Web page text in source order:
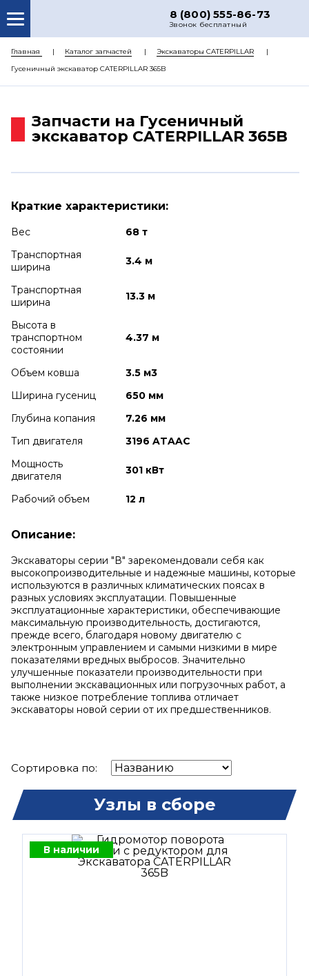
8 (800) 555-86-73
Звонок бесплатный
О НАС
КАТАЛОГ ЗАПЧАСТЕЙ
ДОСТАВКА
Главная Каталог запчастей
Экскаваторы CATERPILLAR
Гусеничный экскаватор CATERPILLAR 365B
Запчасти на Гусеничный
экскаватор CATERPILLAR 365B
Краткие характеристики:
Вес
68 т
Транспортная
ширина
3.4 м
Транспортная
ширина
13.3 м
Высота в
транспортном
cостоянии
4.37 м
Объем ковша
3.5 м3
Ширина гусениц
650 мм
Глубина копания
7.26 мм
Тип двигателя
3196 ATAAC
Мощность
двигателя
301 кВт
Рабочий объем 12 л
Описание:
Экскаваторы серии "В" зарекомендовали себя как
высокопроизводительные и надежные машины, которые
используются в различных климатических поясах в
разных условиях эксплуатации. Повышенные
эксплуатационные характеристики, обеспечивающие
максимальную производительность, достигаются,
прежде всего, благодаря новому двигателю с
электронным управлением и самыми низкими в мире
показателями вредных выбросов. Значительно
улучшенные показатели производительности при
выполнении экскавационных или погрузочных работ, а
также низкое потребление топлива отличает
экскаваторы новой серии от их предшественников.
Сортировка по:
Узлы в сборе
В наличии